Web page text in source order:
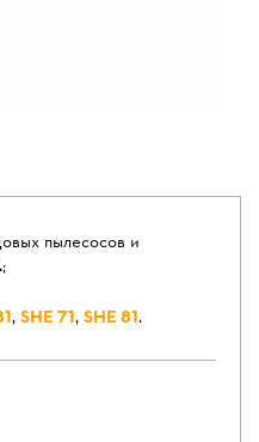
пылесосов и
;
,SHЕ 71,SHЕ 81.